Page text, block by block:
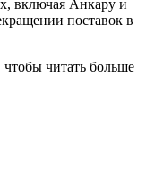
включая Анкару и
поставок в
читать больше